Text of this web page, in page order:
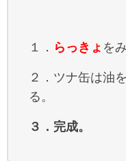
１． らっきょ を
２．ツナ缶は油
る。
３．完成。